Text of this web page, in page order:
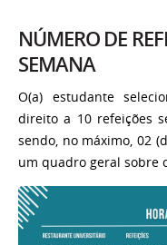
NÚMERO DE
SEMANA
O(a) estudante
direito a 10 refeições
sendo, no máximo, 02
um quadro geral sobre